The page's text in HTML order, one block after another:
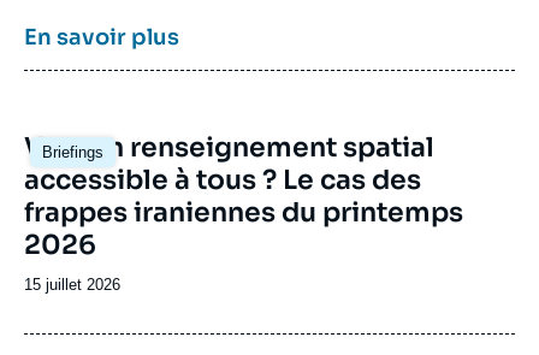
dans le paysage français des
pôle unique de recherche et d’influence sur le
débat de défense national et international.
En savoir plus
Briefings
Image
principale
Vers un renseignement spatial
accessible à tous ? Le cas des
frappes iraniennes du printemps
2026
Date
publication
15 juillet 2026